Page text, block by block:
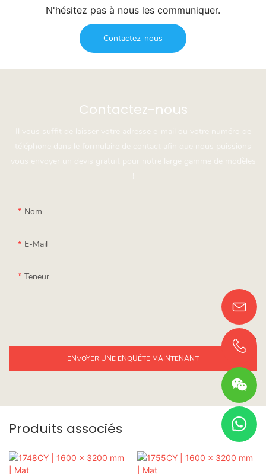
N'hésitez pas à nous les communiquer.
Contactez-nous
Contactez-nous
Il vous suffit de laisser votre adresse e-mail ou votre numéro de
téléphone dans le formulaire de contact afin que nous puissions
vous envoyer un devis gratuit pour notre large gamme de modèles
!
Nom
E-Mail
Teneur
ENVOYER UNE ENQUÊTE MAINTENANT
Produits associés